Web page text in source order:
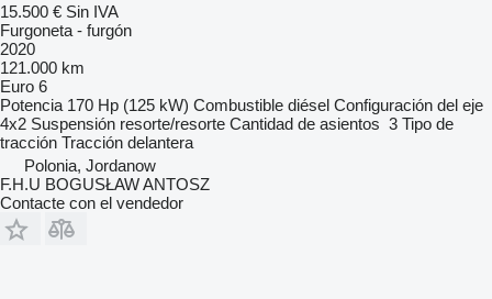
15.500 € Sin IVA
Furgoneta - furgón
2020
121.000 km
Euro 6
Potencia 170 Hp (125 kW) Combustible diésel Configuración del eje
4x2 Suspensión resorte/resorte Cantidad de asientos 3 Tipo de
tracción Tracción delantera
Polonia, Jordanow
F.H.U BOGUSŁAW ANTOSZ
Contacte con el vendedor